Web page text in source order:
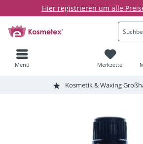
Hier registrieren um alle
Kosmetik & Waxing
Menü Merkzettel